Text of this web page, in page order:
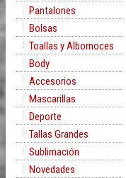
Pantalones
Bolsas
Toallas y Albornoces
Body
Accesorios
Mascarillas
Deporte
Tallas Grandes
Sublimación
Novedades